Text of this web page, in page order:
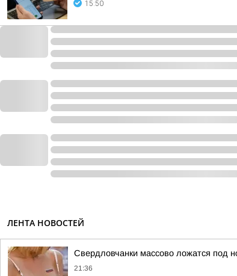
15:50
ЛЕНТА НОВОСТЕЙ
Свердловчанки массово ложатся под
21:36